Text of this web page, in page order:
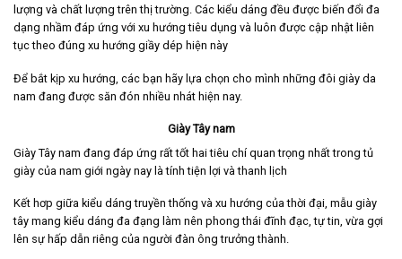
lượng và chất lượng trên thị trường. Các kiểu dáng đều được biến đổi đa
dạng nhầm đáp ứng với xu hướng tiêu dụng và luôn được cập nhật liên
tục theo đúng xu hướng giầy dép hiện này
Để bắt kịp xu hướng, các bạn hãy lựa chọn cho mình những đôi giày da
nam đang được săn đón nhiều nhát hiện nay.
Giày Tây nam
Giày Tây nam đang đáp ứng rất tốt hai tiêu chí quan trọng nhất trong tủ
giày của nam giới ngày nay là tính tiện lợi và thanh lịch
Kết hơp giữa kiểu dáng truyền thống và xu hướng của thời đại, mẫu giày
tây mang kiểu dáng đa đạng làm nên phong thái đĩnh đạc, tự tin, vừa gợi
lên sự hấp dẫn riêng của người đàn ông trưởng thành.